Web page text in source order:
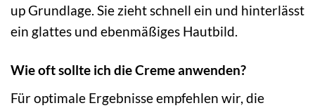
up Grundlage. Sie zieht schnell ein und hinterlässt
ein glattes und ebenmäßiges Hautbild.
Wie oft sollte ich die Creme anwenden?
Für optimale Ergebnisse empfehlen wir, die